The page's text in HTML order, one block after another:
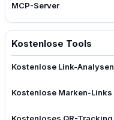
MCP-Server
Kostenlose Tools
Kostenlose Link-Analysen
Kostenlose Marken-Links